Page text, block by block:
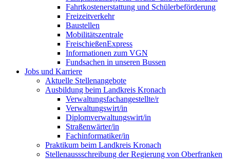
Fahrtkostenerstattung und Schülerbeförderung
Freizeitverkehr
Baustellen
Mobilitätszentrale
FreischießenExpress
Informationen zum VGN
Fundsachen in unseren Bussen
Jobs und Karriere
Aktuelle Stellenangebote
Ausbildung beim Landkreis Kronach
Verwaltungsfachangestellte/r
Verwaltungswirt/in
Diplomverwaltungswirt/in
Straßenwärter/in
Fachinformatiker/in
Praktikum beim Landkreis Kronach
Stellenaussschreibung der Regierung von Oberfranken